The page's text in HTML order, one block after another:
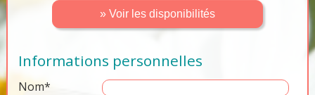
» Voir les disponibilités
Informations personnelles
Nom*